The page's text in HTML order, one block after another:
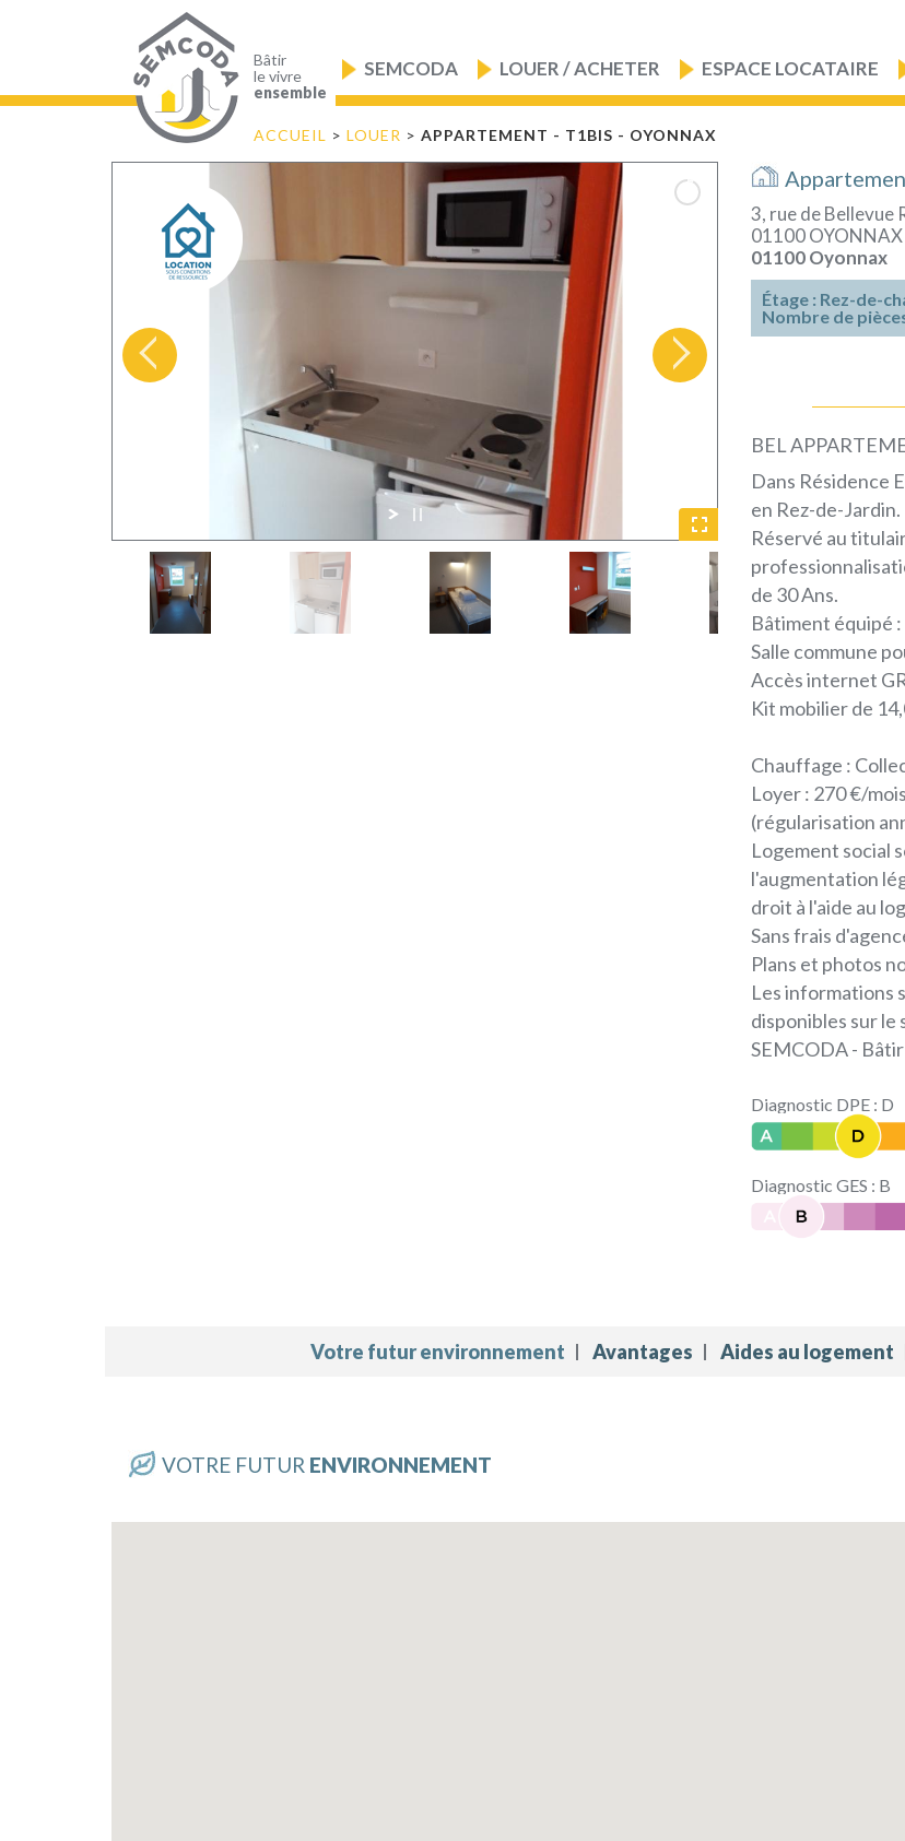
Bâtir
le vivre
ensemble
principale
SEMCODA LOUER / ACHETER ESPACE LOCATAIRE
ACCUEIL > LOUER > APPARTEMENT - T1BIS - OYONNAX
3, rue de Bellevue
01100 OYONNAX
01100 Oyonnax
Étage : Rez-de-
Nombre de
BEL
Dans Résidence
en Rez-de-Jardin.
Réservé au
de 30 Ans.
Bâtiment équipé :
Salle commune
Accès internet
Kit mobilier de
Chauffage :
Loyer : 270 €/
(régularisation
Logement social
l'augmentation
droit à l'aide au
Sans frais
Plans et photos
Les informations
disponibles sur
SEMCODA -
Diagnostic DPE : D
Diagnostic GES : B
Votre futur environnement Avantages Aides au logement
VOTRE FUTUR ENVIRONNEMENT